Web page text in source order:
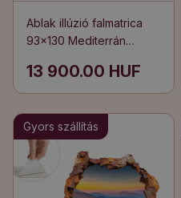
Ablak illúzió falmatrica
93x130 Mediterrán
13 900.00 HUF
Gyors szállítás